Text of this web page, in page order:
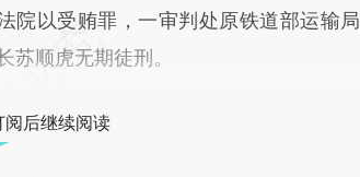
院以受贿罪，一审判处原铁道部运输局
苏顺虎无期徒刑。
阅后继续阅读